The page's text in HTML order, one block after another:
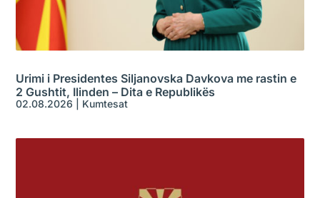
Urimi i Presidentes Siljanovska Davkova me rastin e
2 Gushtit, Ilinden – Dita e Republikës
02.08.2026 Kumtesat